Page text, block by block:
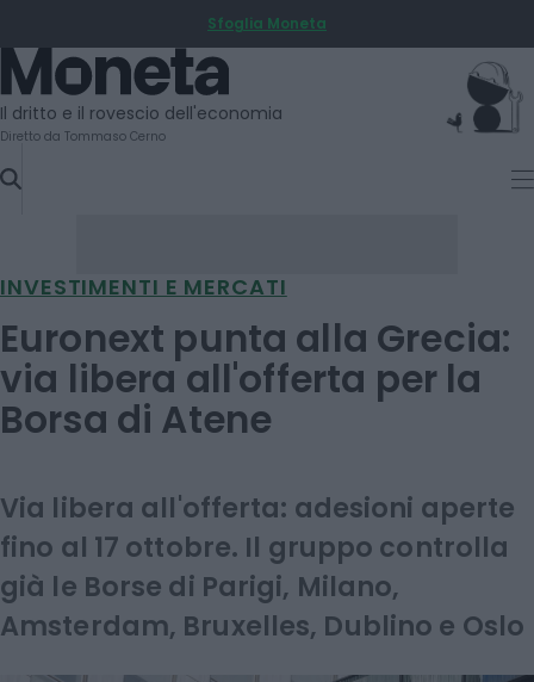
TO
CONTENT
Sfoglia Moneta
Moneta
Il dritto e il rovescio dell'economia
Diretto da Tommaso Cerno
INVESTIMENTI E MERCATI
Euronext punta alla Grecia:
via libera all'offerta per la
Borsa di Atene
Via libera all'offerta: adesioni aperte
fino al 17 ottobre. Il gruppo controlla
già le Borse di Parigi, Milano,
Amsterdam, Bruxelles, Dublino e Oslo